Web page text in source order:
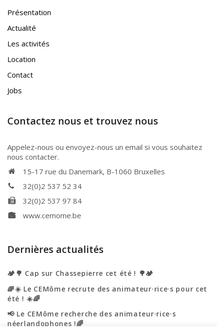
Présentation
Actualité
Les activités
Location
Contact
Jobs
Contactez nous et trouvez nous
Appelez-nous ou envoyez-nous un email si vous souhaitez
nous contacter.
15-17 rue du Danemark, B-1060 Bruxelles
32(0)2 537 52 34
32(0)2 537 97 84
www.cemome.be
Dernières actualités
🏕️🌳 Cap sur Chassepierre cet été ! 🌳🏕️
🌈☀️ Le CEMôme recrute des animateur·rice·s pour cet
été ! ☀️🌈
📢 Le CEMôme recherche des animateur·rice·s
néerlandophones !🌈